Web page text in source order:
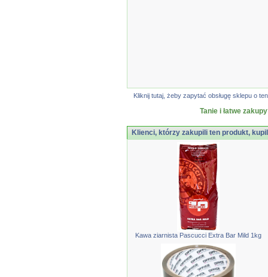
Kliknij tutaj, żeby zapytać obsługę sklepu o
Tanie i łatwe
Klienci, którzy zakupili ten produkt,
Kawa ziarnista Pascucci Extra Bar Mild 1kg